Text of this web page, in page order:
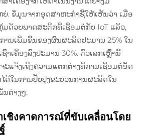
. ຂໍ້ມູນຈາກອຸດສາຫະກຳຊີ້ໃຫ້ເຫັນວ່າ ເມື່ອ
ດ້ວຍພາດສະຕິກທີ່ເຊື່ອມຕໍ່ກັບ IoT ແລ້ວ,
ານເພີ່ມຂຶ້ນຂອງຜົນຜະລິດປະມານ 25% ໃນ
າເຄື່ອງລົງປະມານ 30%. ຕົວເລກເຫຼົ່ານີ້
ະແຈ້ງເຖິງຄວາມແຕກຕ່າງທີ່ການເຊື່ອມຕໍ່ອັດ
ດ້ໃນການປັບປຸງຂະບວນການຜະລິດໃນ
ຕ່າງໆ.
เชิงคาดการณ์ที่ขับเคลื่อนโดย